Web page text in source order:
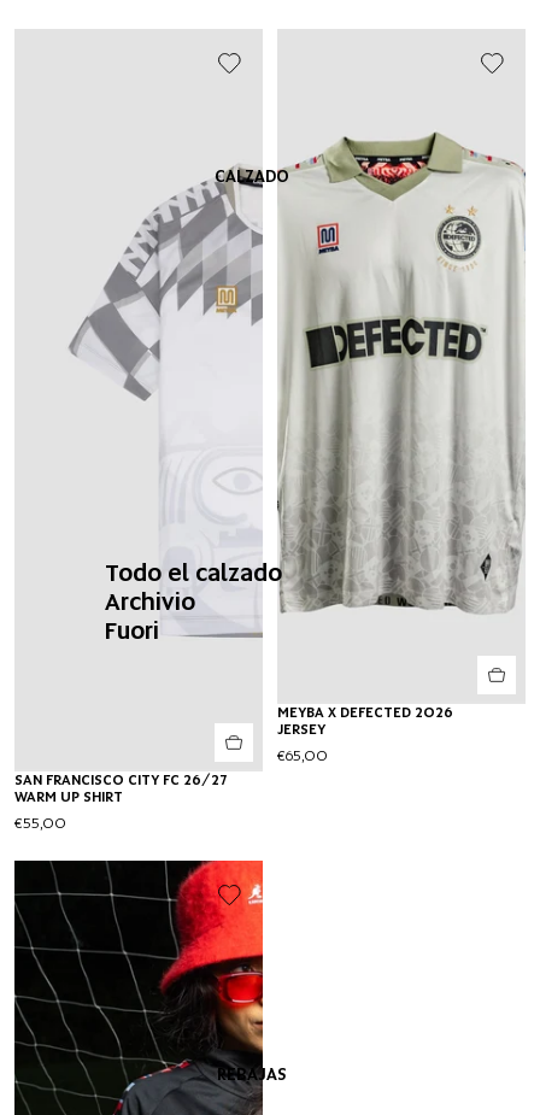
CALZADO
Todo el calzado
Archivio
Fuori
REBAJAS
SAN FRANCISCO CITY FC 26/27
WARM UP SHIRT
€55,00
MEYBA X DEFECTED 2026
JERSEY
€65,00